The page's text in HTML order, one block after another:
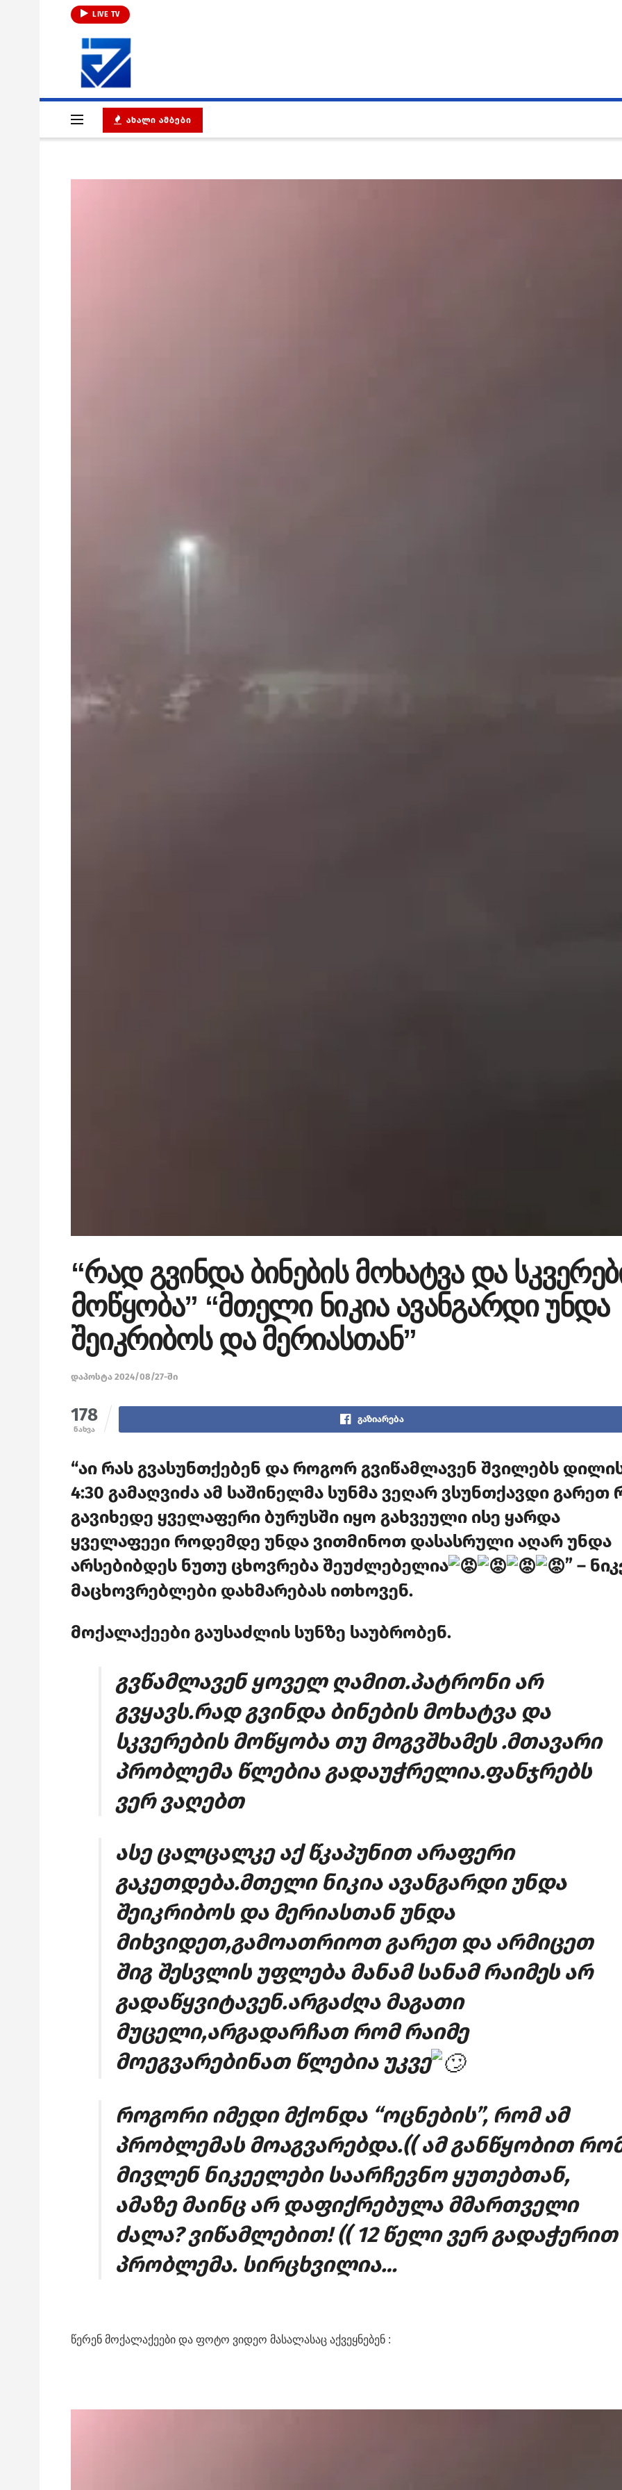
LIVE TV
ᲐᲮᲐᲚᲘ ᲐᲛᲑᲔᲑᲘ
“რად გვინდა ბინების მოხატვა და
მოწყობა” “მთელი ნიკია ავანგარდი უნდა
შეიკრიბოს და მერიასთან”
დაპოსტა 2024/08/27-ში
178
ნახვა
გაზიარება
“აი რას გვასუნთქებენ და როგორ გვიწამლავენ შვილებს
4:30 გამაღვიძა ამ საშინელმა სუნმა ვეღარ ვსუნთქავდი გარეთ
გავიხედე ყველაფერი ბურუსში იყო გახვეული ისე ყარდა
ყველაფეეი როდემდე უნდა ვითმინოთ დასასრული აღარ უნდა
არსებიბდეს ნუთუ ცხოვრება შეუძლებელია
” –
მაცხოვრებლები დახმარებას ითხოვენ.
მოქალაქეები გაუსაძლის სუნზე საუბრობენ.
გვწამლავენ ყოველ ღამით.პატრონი არ
გვყავს.რად გვინდა ბინების მოხატვა და
სკვერების მოწყობა თუ მოგვშხამეს .მთავარი
პრობლემა წლებია გადაუჭრელია.ფანჯრებს
ვერ ვაღებთ
ასე ცალცალკე აქ წკაპუნით არაფერი
გაკეთდება.მთელი ნიკია ავანგარდი უნდა
შეიკრიბოს და მერიასთან უნდა
მიხვიდეთ,გამოათრიოთ გარეთ და არმიცეთ
შიგ შესვლის უფლება მანამ სანამ რაიმეს არ
გადაწყვიტავენ.არგაძღა მაგათი
მუცელი,არგადარჩათ რომ რაიმე
მოეგვარებინათ წლებია უკვე
როგორი იმედი მქონდა “ოცნების”, რომ ამ
პრობლემას მოაგვარებდა.(( ამ განწყობით
მივლენ ნიკეელები საარჩევნო ყუთებთან,
ამაზე მაინც არ დაფიქრებულა მმართველი
ძალა? ვიწამლებით! (( 12 წელი ვერ გადაჭერით
პრობლემა. სირცხვილია…
წერენ მოქალაქეები და ფოტო ვიდეო მასალასაც აქვეყნებენ :